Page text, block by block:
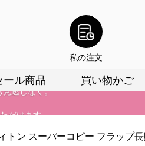
私の注文
ール商品 買い物かご
だけます。
逃しなく。
だけます。
逃しなく。
トン スーパーコピー フラップ